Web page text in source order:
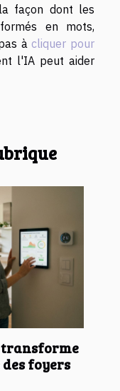
façon dont les
en mots,
àcliquer pour
l'IA peut aider
transforme
foyers